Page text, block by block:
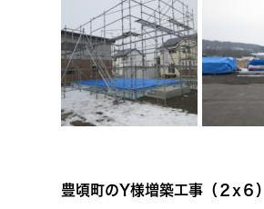
豊頃町のY様増築工事（２x６）